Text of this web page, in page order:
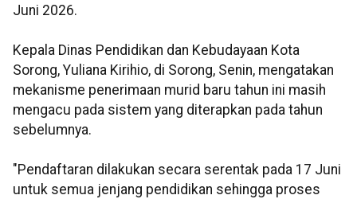
Juni 2026.
Kepala Dinas Pendidikan dan Kebudayaan Kota
Sorong, Yuliana Kirihio, di Sorong, Senin, mengatakan
mekanisme penerimaan murid baru tahun ini masih
mengacu pada sistem yang diterapkan pada tahun
sebelumnya.
"Pendaftaran dilakukan secara serentak pada 17 Juni
untuk semua jenjang pendidikan sehingga proses